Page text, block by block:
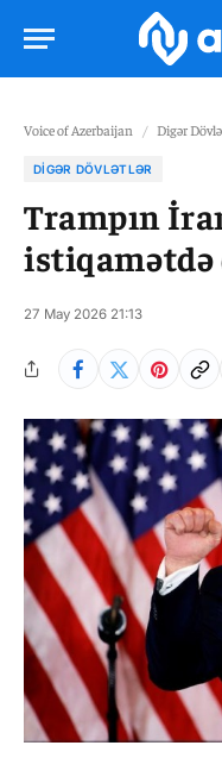
Voice of Azerbaijan / Digər
DIGƏR DÖVLƏTLƏR
Trampın
istiqamətdə
27 May 2026 21:13